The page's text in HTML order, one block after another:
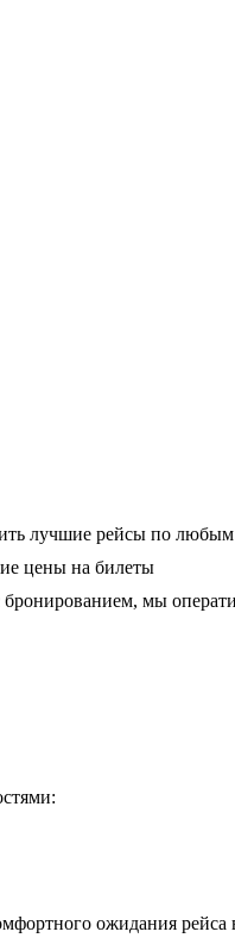
лучшие рейсы по
цены на билеты
мы
ожидания